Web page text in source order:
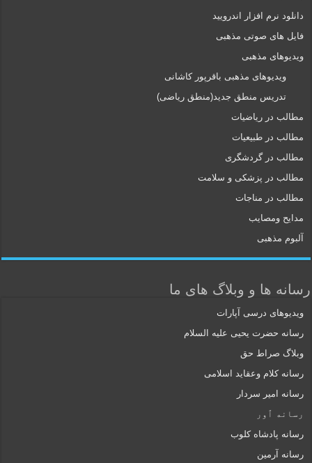
دانلود نرم افزار اندرویید
فایل های صوتی مذهبی
ویدیوهای مذهبی
ویدیوهای مذهبی باقرپور کاشانی
تدریس منطق جدید(منطق ریاضی)
مطالب در ریاضیات
مطالب در طبیعیات
مطالب در گردشگری
مطالب در پزشکی و سلامت
مطالب در مناجات
مدایح ومصایب
آلبوم مذهبی
رسانه ها و وبلاگ های ما
ویدیوهای درسی آپارات
رسانه حضرت یحیی علیه السلام
وبلاگ صراط حق
رسانه کلام وعقاید اسلامی
رسانه امیر سردار
رسانه ٱور
رسانه پادشاه کلوب
رسانه آرمین